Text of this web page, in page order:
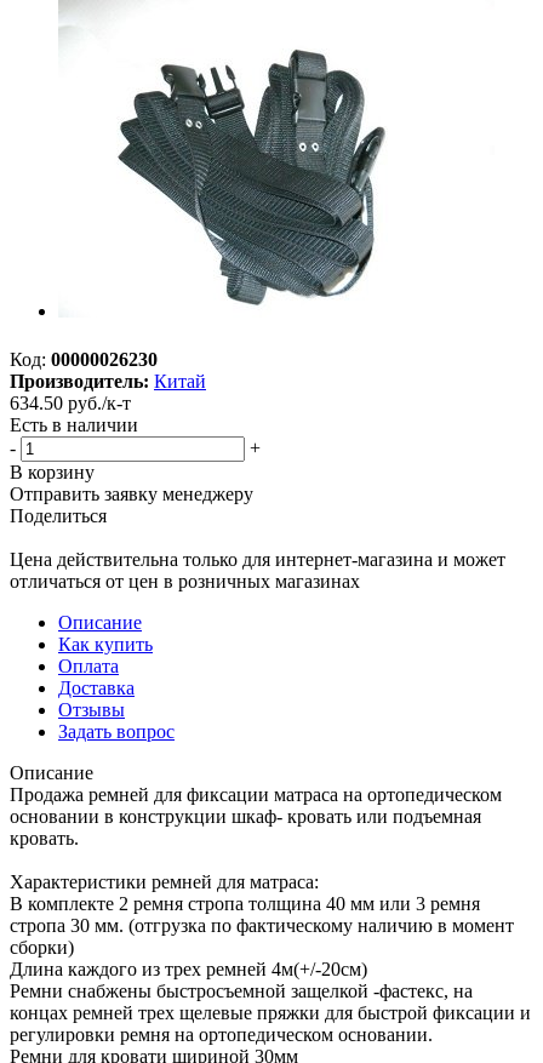
Код: 00000026230
Производитель: Китай
634.50 руб./к-т
Есть в наличии
-
+
В корзину
Отправить заявку менеджеру
Поделиться
Цена действительна только для интернет-магазина и может
отличаться от цен в розничных магазинах
Описание
Как купить
Оплата
Доставка
Отзывы
Задать вопрос
Описание
Продажа ремней для фиксации матраса на ортопедическом
основании в конструкции шкаф- кровать или подъемная
кровать.
Характеристики ремней для матраса:
В комплекте 2 ремня стропа толщина 40 мм или 3 ремня
стропа 30 мм. (отгрузка по фактическому наличию в момент
сборки)
Длина каждого из трех ремней 4м(+/-20см)
Ремни снабжены быстросъемной защелкой -фастекс, на
концах ремней трех щелевые пряжки для быстрой фиксации и
регулировки ремня на ортопедическом основании.
Ремни для кровати шириной 30мм